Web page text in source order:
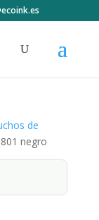
de
negro